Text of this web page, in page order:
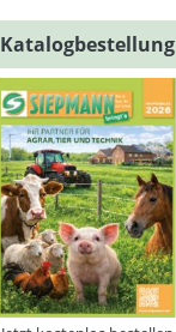
Katalogbestellung